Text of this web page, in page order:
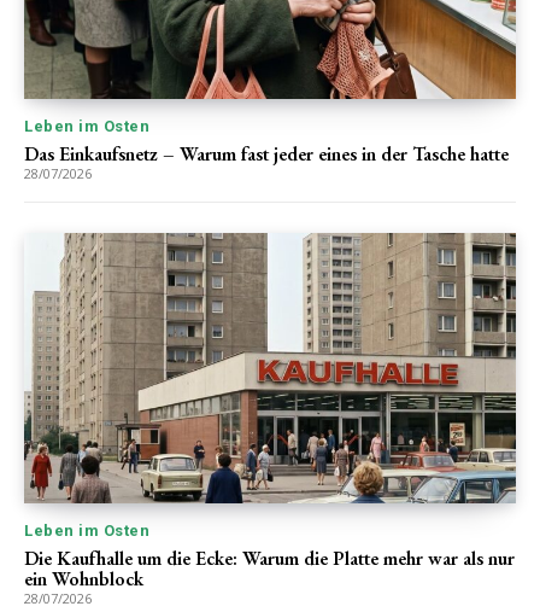
Leben im Osten
Das Einkaufsnetz – Warum fast jeder eines in der Tasche hatte
28/07/2026
Leben im Osten
Die Kaufhalle um die Ecke: Warum die Platte mehr war als nur
ein Wohnblock
28/07/2026